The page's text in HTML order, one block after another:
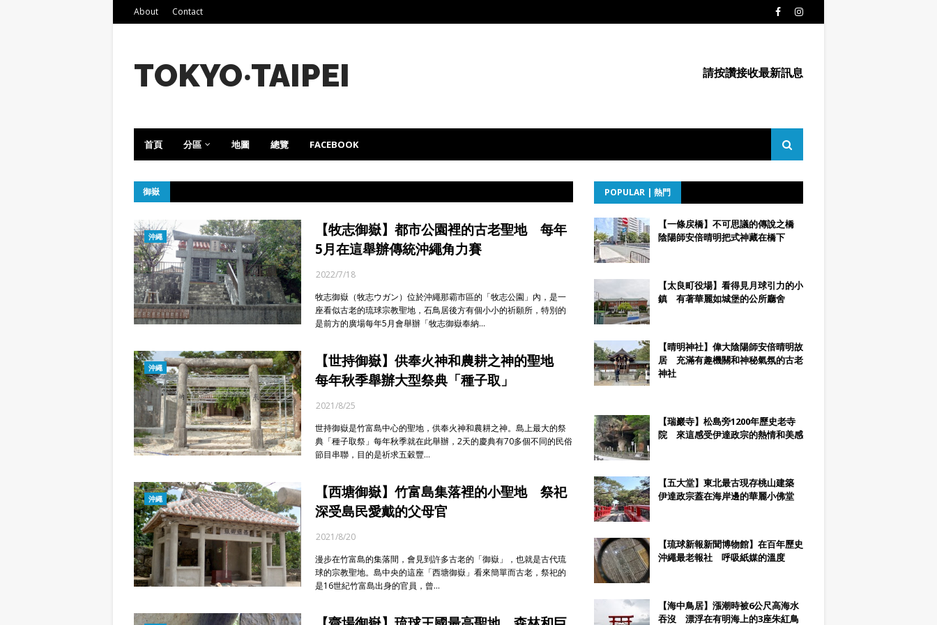
About Contact
TOKYO‧TAIPEI 請按讚接收最新訊息
首頁 分區 地圖 總覽 FACEBOOK
御嶽
沖繩
【牧志御嶽】都市公園裡的古老聖地 每年
5月在這舉辦傳統沖繩角力賽
2022/7/18
牧志御嶽（牧志ウガン）位於沖繩那霸市區的「牧志公園」內，是一
座看似古老的琉球宗教聖地，石鳥居後方有個小小的祈願所，特別的
是前方的廣場每年5月會舉辦「牧志御嶽奉納…
沖繩
【世持御嶽】供奉火神和農耕之神的聖地
每年秋季舉辦大型祭典「種子取」
2021/8/25
世持御嶽是竹富島中心的聖地，供奉火神和農耕之神。島上最大的祭
典「種子取祭」每年秋季就在此舉辦，2天的慶典有70多個不同的民俗
節目串聯，目的是祈求五穀豐…
沖繩
【西塘御嶽】竹富島集落裡的小聖地 祭祀
深受島民愛戴的父母官
2021/8/20
漫步在竹富島的集落間，會見到許多古老的「御嶽」，也就是古代琉
球的宗教聖地。島中央的這座「西塘御嶽」看來簡單而古老，祭祀的
是16世紀竹富島出身的官員，曾…
POPULAR | 熱門
【一條戻橋】不可思議的傳說之橋
陰陽師安倍晴明把式神藏在橋下
【太良町役場】看得見月球引力的小
鎮 有著華麗如城堡的公所廳舍
【晴明神社】偉大陰陽師安倍晴明故
居 充滿有趣機關和神秘氣氛的古老
神社
【瑞巖寺】松島旁1200年歷史老寺
院 來這感受伊達政宗的熱情和美感
【五大堂】東北最古現存桃山建築
伊達政宗蓋在海岸邊的華麗小佛堂
【琉球新報新聞博物館】在百年歷史
沖繩最老報社 呼吸紙媒的溫度
【海中鳥居】漲潮時被6公尺高海水
吞沒 漂浮在有明海上的3座朱紅鳥